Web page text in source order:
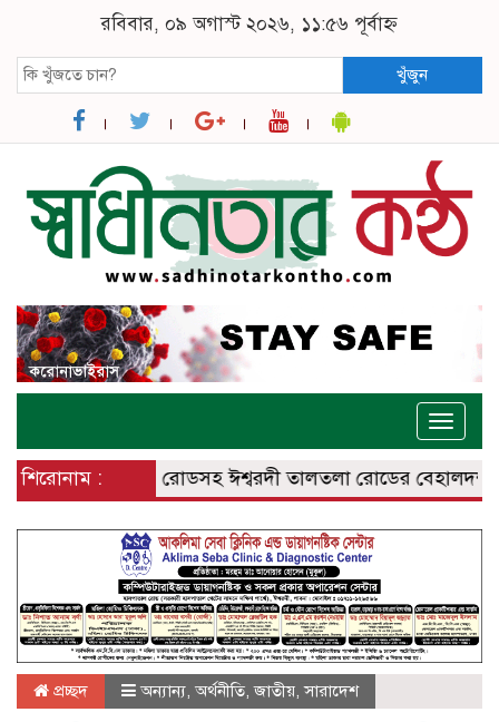
রবিবার, ০৯ অগাস্ট ২০২৬, ১১:৫৬ পূর্বাহ্ন
খুঁজুন
Toggle
শিরোনাম :
– বানেশ্বর রোডসহ ঈশ্বরদী তালতলা রোডের বেহালদশা
প্রচ্ছদ অন্যান্য, অর্থনীতি,জাতীয়,সারাদেশ